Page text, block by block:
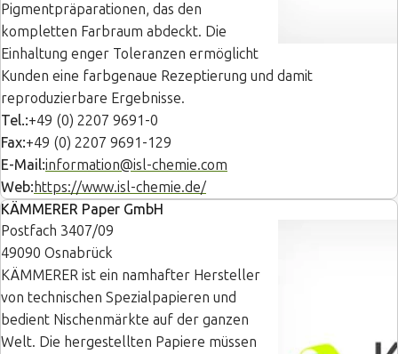
Pigmentpräparationen, das den
kompletten Farbraum abdeckt. Die
Einhaltung enger Toleranzen ermöglicht
Kunden eine farbgenaue Rezeptierung und damit
reproduzierbare Ergebnisse.
Tel.:+49 (0) 2207 9691-0
Fax:+49 (0) 2207 9691-129
E-Mail:information@isl-chemie.com
Web: https://www.isl-chemie.de/
KÄMMERER Paper GmbH
Postfach 3407/09
49090 Osnabrück
KÄMMERER ist ein namhafter Hersteller
von technischen Spezialpapieren und
bedient Nischenmärkte auf der ganzen
Welt. Die hergestellten Papiere müssen